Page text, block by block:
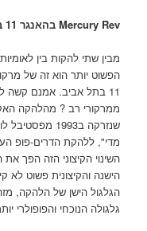
Mercury Rev בהאנגר 11 בתל אביב 5.12.2005
מבין שתי להקות בין
הפשוט יותר הוא זה של
11 בתל אביב. אמנם קשה
ממרקורי רב ? מהלהקה
שנזרקה ב1993
מדי", ללהקת הדרים-פופ
השינוי הקיצוני הזה הפך
הישנה והקיצונית פשוט לא
הגלגול הישן של הלהקה,
גלגולה הנוכחי והפופולרי